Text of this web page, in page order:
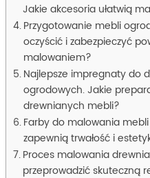
Jakie akcesoria ułatwią
Przygotowanie mebli
oczyścić i zabezpieczyć
malowaniem?
Najlepsze impregnaty do
ogrodowych. Jakie
drewnianych mebli?
Farby do malowania
zapewnią trwałość i
Proces malowania
przeprowadzić skuteczną